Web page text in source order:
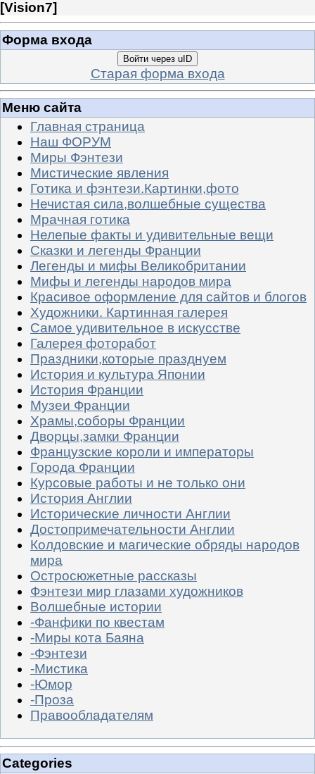
[Vision7]
Форма входа
Войти через uID
Старая форма входа
Меню сайта
Главная страница
Наш ФОРУМ
Миры Фэнтези
Мистические явления
Готика и фэнтези.Картинки,фото
Нечистая сила,волшебные существа
Мрачная готика
Нелепые факты и удивительные вещи
Сказки и легенды Франции
Легенды и мифы Великобритании
Мифы и легенды народов мира
Красивое оформление для сайтов и блогов
Художники. Картинная галерея
Самое удивительное в искусстве
Галерея фоторабот
Праздники,которые празднуем
История и культура Японии
История Франции
Музеи Франции
Храмы,соборы Франции
Дворцы,замки Франции
Французские короли и императоры
Города Франции
Курсовые работы и не только они
История Англии
Исторические личности Англии
Достопримечательности Англии
Колдовские и магические обряды народов
мира
Остросюжетные рассказы
Фэнтези мир глазами художников
Волшебные истории
-Фанфики по квестам
-Миры кота Баяна
-Фэнтези
-Мистика
-Юмор
-Проза
Правообладателям
Categories